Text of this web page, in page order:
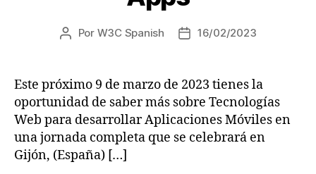
Autor
entrada
Por W3C Spanish
Fecha
entrada
16/02/2023
Este próximo 9 de marzo de 2023 tienes la
oportunidad de saber más sobre Tecnologías
Web para desarrollar Aplicaciones Móviles en
una jornada completa que se celebrará en
Gijón, (España) […]